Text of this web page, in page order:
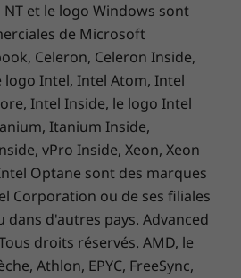
certifié ENERGY STAR ®
est livré dans un emballage
les cartons utilisés dans
FSCTM et fabriqués à
contrôlés**. Le boîtier de
est fabriqué à
plastique recyclé post-
le capot supérieur est en
recyclé. Tous les appareils
9 (13″ Intel) sont certifiés
en carbone.***
et le logo Windows sont
de Microsoft
Celeron, Celeron Inside,
logo Intel, Intel Atom, Intel
Intel Inside, le logo Intel
Itanium Inside,
vPro Inside, Xeon, Xeon
Optane sont des marques
Corporation ou de ses filiales
dans d'autres pays. Advanced
droits réservés. AMD, le
Athlon, EPYC, FreeSync,